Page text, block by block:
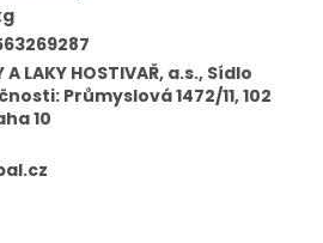
A LAKY HOSTIVAŘ, a.s., Sídlo
Průmyslová 1472/11, 102
10